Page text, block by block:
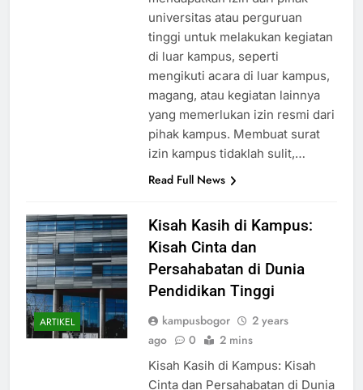
mendapatkan izin dari pihak
universitas atau perguruan
tinggi untuk melakukan kegiatan
di luar kampus, seperti
mengikuti acara di luar kampus,
magang, atau kegiatan lainnya
yang memerlukan izin resmi dari
pihak kampus. Membuat surat
ARTIKEL
Kisah Kasih di Kampus:
Kisah Cinta dan
Persahabatan di Dunia
Pendidikan Tinggi
kampusbogor
Kisah Kasih di Kampus: Kisah